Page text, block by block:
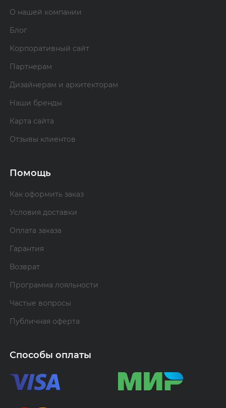
О нашей компании
Блог
Корпоративный сайт
Партнерам
Дизайнерам и архитекторам
Наши бренды
Карта сайта
Отзывы клиентов
Помощь
Как оформить заказ
Условия доставки
Оплата заказа
Гарантия
Возврат
Программа лояльности
Частые вопросы
Публичная оферта
Способы оплаты